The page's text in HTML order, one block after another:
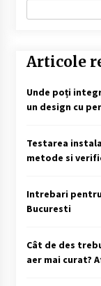
Articole
Unde poți
un design cu
Testarea
metode si
Intrebari
Bucuresti
Cât de des
aer mai curat?